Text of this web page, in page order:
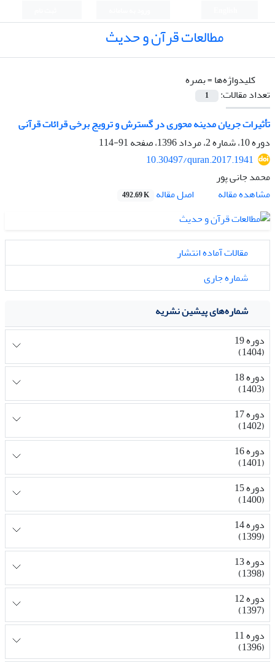
مطالعات قرآن و حدیث
کلیدواژه‌ها =بصره‏
تعداد مقالات:
1
تأثیرات جریان مدینه محوری در گسترش و ترویج برخی قرائات قرآنی
دوره 10، شماره 2، مرداد 1396، صفحه
91-114
10.30497/quran.2017.1941
محمد جانی پور
مشاهده مقاله
اصل مقاله 492.69 K
مقالات آماده انتشار
شماره جاری
شماره‌های پیشین نشریه
دوره 19
(1404)
دوره 18
(1403)
دوره 17
(1402)
دوره 16
(1401)
دوره 15
(1400)
دوره 14
(1399)
دوره 13
(1398)
دوره 12
(1397)
دوره 11
(1396)